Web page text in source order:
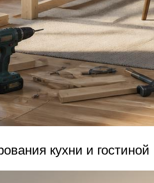
кухни и гостиной